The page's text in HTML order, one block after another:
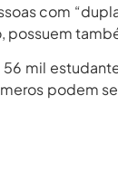
com
mil
podem